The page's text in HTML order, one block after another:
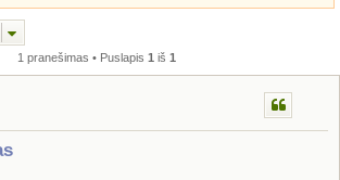
1 pranešimas • Puslapis 1 iš 1